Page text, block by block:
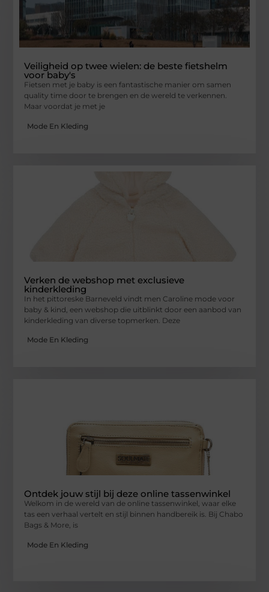
Veiligheid op twee wielen: de beste fietshelm
voor baby's
Fietsen met je baby is een fantastische manier om samen
quality time door te brengen en de wereld te verkennen.
Maar voordat je met je
Mode En Kleding
Verken de webshop met exclusieve
kinderkleding
In het pittoreske Barneveld vindt men Caroline mode voor
baby & kind, een webshop die uitblinkt door een aanbod van
kinderkleding van diverse topmerken. Deze
Mode En Kleding
Ontdek jouw stijl bij deze online tassenwinkel
Welkom in de wereld van de online tassenwinkel, waar elke
tas een verhaal vertelt en stijl binnen handbereik is. Bij Chabo
Bags & More, is
Mode En Kleding